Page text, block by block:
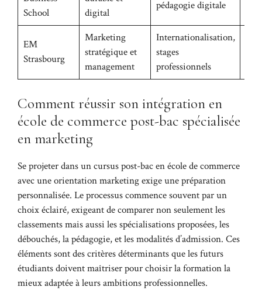
School
digital
pédagogie digitale
EM
Strasbourg
Marketing
stratégique et
management
Internationalisation,
stages
professionnels
Comment réussir son intégration en
école de commerce post-bac spécialisée
en marketing
Se projeter dans un cursus post-bac en école de commerce
avec une orientation marketing exige une préparation
personnalisée. Le processus commence souvent par un
choix éclairé, exigeant de comparer non seulement les
classements mais aussi les spécialisations proposées, les
débouchés, la pédagogie, et les modalités d’admission. Ces
éléments sont des critères déterminants que les futurs
étudiants doivent maîtriser pour choisir la formation la
mieux adaptée à leurs ambitions professionnelles.